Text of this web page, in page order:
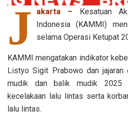
J akarta – Kesatuan
Indonesia (KAMMI)
selama Operasi Ketupat
KAMMI mengatakan indikator
Listyo Sigit Prabowo dan jajaran
mudik dan balik mudik 2025
kecelakaan lalu lintas serta
lalu lintas.